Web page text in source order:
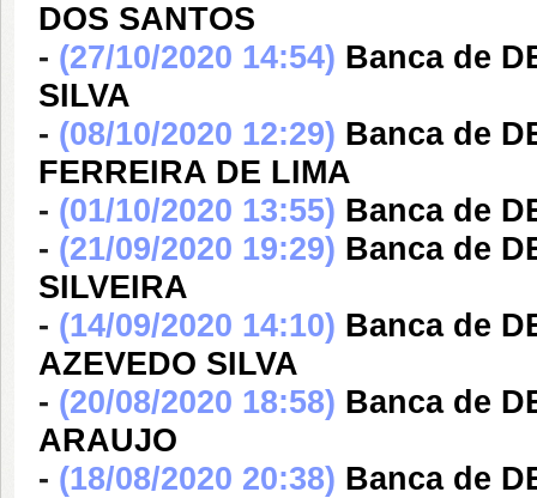
DOS SANTOS
- (27/10/2020 14:54) Banca de
SILVA
- (08/10/2020 12:29) Banca de
FERREIRA DE LIMA
- (01/10/2020 13:55) Banca de
- (21/09/2020 19:29) Banca de
SILVEIRA
- (14/09/2020 14:10) Banca de
AZEVEDO SILVA
- (20/08/2020 18:58) Banca de
ARAUJO
- (18/08/2020 20:38) Banca de